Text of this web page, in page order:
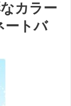
カラー
ートバ